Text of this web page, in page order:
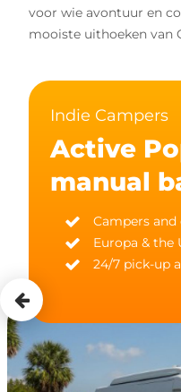
voor wie avontuur en
mooiste uithoeken van
Indie Campers
Active
manual
Campers
Europa & the
24/7 pick-up